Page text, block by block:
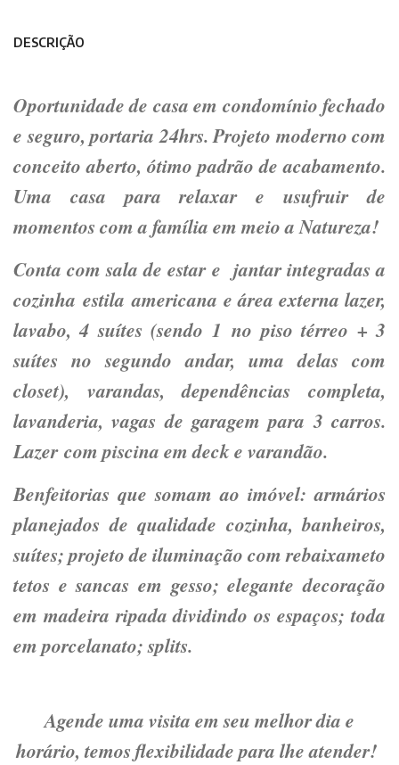
DESCRIÇÃO
Oportunidade de casa em condomínio fechado
e seguro, portaria 24hrs. Projeto moderno com
conceito aberto, ótimo padrão de acabamento.
Uma casa para relaxar e usufruir de
momentos com a família em meio a Natureza!
Conta com sala de estar e jantar integradas a
cozinha estila americana e área externa lazer,
lavabo, 4 suítes (sendo 1 no piso térreo + 3
suítes no segundo andar, uma delas com
closet), varandas, dependências completa,
lavanderia, vagas de garagem para 3 carros.
Lazer com piscina em deck e varandão.
Benfeitorias que somam ao imóvel: armários
planejados de qualidade cozinha, banheiros,
suítes; projeto de iluminação com rebaixameto
tetos e sancas em gesso; elegante decoração
em madeira ripada dividindo os espaços; toda
em porcelanato; splits.
Agende uma visita em seu melhor dia e
horário, temos flexibilidade para lhe atender!